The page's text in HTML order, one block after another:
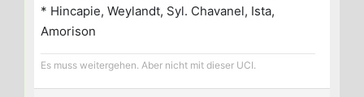
* Hincapie, Weylandt, Syl. Chavanel, Ista,
Amorison
Es muss weitergehen. Aber nicht mit dieser UCI.